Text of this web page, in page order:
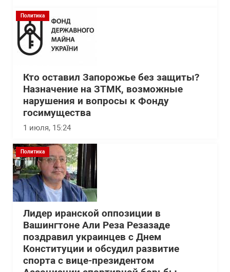
Политика
Кто оставил Запорожье без защиты?
Назначение на ЗТМК, возможные
нарушения и вопросы к Фонду
госимущества
1 июля, 15:24
Политика
Лидер иранской оппозиции в
Вашингтоне Али Реза Резазаде
поздравил украинцев с Днем
Конституции и обсудил развитие
спорта с вице-президентом